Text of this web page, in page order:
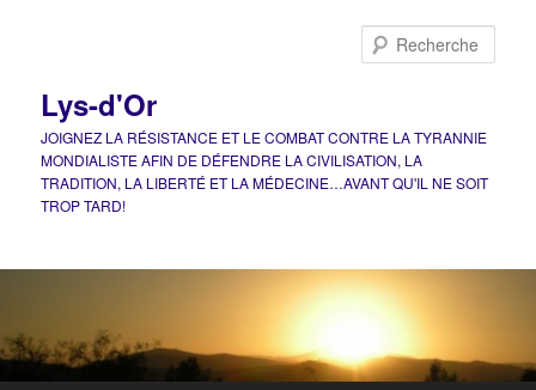
Lys-d'Or
JOIGNEZ LA RÉSISTANCE ET LE COMBAT CONTRE LA TYRANNIE
MONDIALISTE AFIN DE DÉFENDRE LA CIVILISATION, LA
TRADITION, LA LIBERTÉ ET LA MÉDECINE…AVANT QU'IL NE SOIT
TROP TARD!